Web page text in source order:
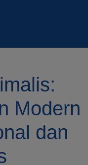
Modern
dan